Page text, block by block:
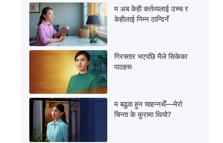
म अब केही कर्तव्यलाई उच्च र
केहीलाई निम्न ठान्दिनँ
गिरफ्तार भएपछि मैले सिकेका
पाठहरू
म बढुवा हुन चाहन्नथेँ—मेरो
चिन्ता के कुरामा थियो?